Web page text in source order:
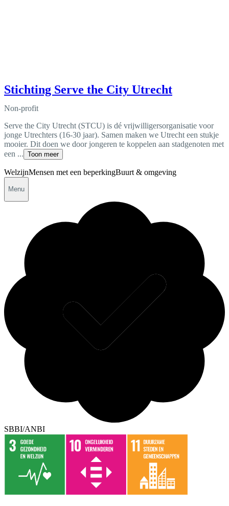
Stichting Serve the City Utrecht
Non-profit
Serve the City Utrecht (STCU) is dé vrijwilligersorganisatie voor
jonge Utrechters (16-30 jaar). Samen maken we Utrecht een stukje
mooier. Dit doen we door jongeren te koppelen aan stadgenoten met
een ... Toon meer
WelzijnMensen met een beperkingBuurt & omgeving
Menu
SBBI/ANBI